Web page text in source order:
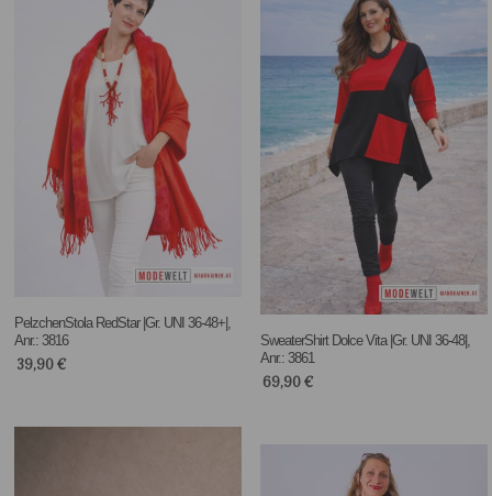
PelzchenStola RedStar |Gr. UNI 36-48+|,
Anr.: 3816
39,90€
SweaterShirt Dolce Vita |Gr. UNI 36-48|,
Anr.: 3861
69,90€